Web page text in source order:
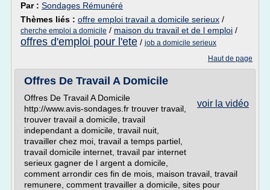
Par : Sondages Rémunéré
Thèmes liés : offre emploi travail a domicile serieux /
cherche emploi a domicile / maison du travail et de l emploi /
offres d'emploi pour l'ete / job a domicile serieux
Haut de page
Offres De Travail A Domicile
voir la vidéo
Offres De Travail A Domicile
http://www.avis-sondages.fr trouver travail,
trouver travail a domicile, travail
independant a domicile, travail nuit,
travailler chez moi, travail a temps partiel,
travail domicile internet, travail par internet
serieux gagner de l argent a domicile,
comment arrondir ces fin de mois, maison travail, travail
remunere, comment travailler a domicile, sites pour